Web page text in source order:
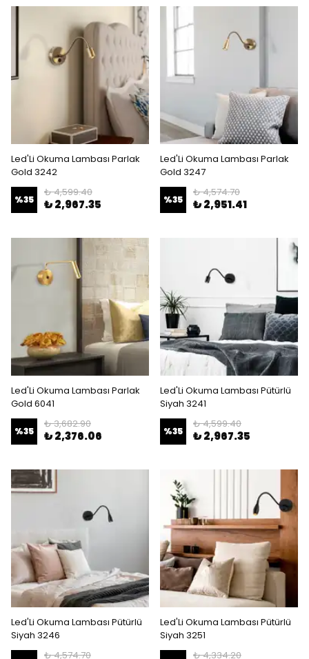
Led'Li Okuma Lambası Parlak
Gold 3242
%35
₺ 4,599.40
₺ 2,967.35
Led'Li Okuma Lambası Parlak
Gold 3247
%35
₺ 4,574.70
₺ 2,951.41
Led'Li Okuma Lambası Parlak
Gold 6041
%35
₺ 3,682.90
₺ 2,376.06
Led'Li Okuma Lambası Pütürlü
Siyah 3241
%35
₺ 4,599.40
₺ 2,967.35
Led'Li Okuma Lambası Pütürlü
Siyah 3246
₺ 4,574.70
Led'Li Okuma Lambası Pütürlü
Siyah 3251
₺ 4,334.20